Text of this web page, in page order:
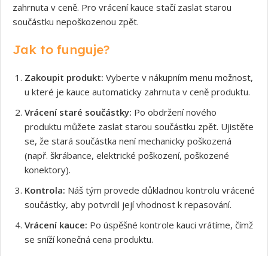
zahrnuta v ceně. Pro vrácení kauce stačí zaslat starou
součástku nepoškozenou zpět.
Jak to funguje?
Zakoupit produkt: Vyberte v nákupním menu možnost,
u které je kauce automaticky zahrnuta v ceně produktu.
Vrácení staré součástky: Po obdržení nového
produktu můžete zaslat starou součástku zpět. Ujistěte
se, že stará součástka není mechanicky poškozená
(např. škrábance, elektrické poškození, poškozené
konektory).
Kontrola: Náš tým provede důkladnou kontrolu vrácené
součástky, aby potvrdil její vhodnost k repasování.
Vrácení kauce: Po úspěšné kontrole kauci vrátíme, čímž
se sníží konečná cena produktu.